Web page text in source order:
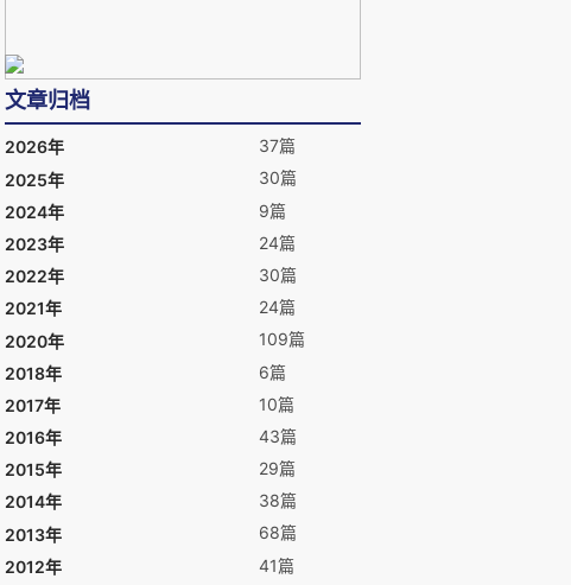
文章归档
2026年
37篇
2025年
30篇
2024年
9篇
2023年
24篇
2022年
30篇
2021年
24篇
2020年
109篇
2018年
6篇
2017年
10篇
2016年
43篇
2015年
29篇
2014年
38篇
2013年
68篇
2012年
41篇